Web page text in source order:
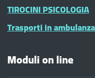
TIROCINI PSICOLOGIA
Trasporti in
Moduli on line